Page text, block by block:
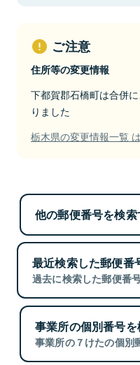
ご注意
住所等の変更情報
下都賀郡石橋町は合併
りました
栃木県の変更情報一覧
他の郵便番号を検索
最近検索した郵便番
過去に検索した郵便番
事業所の個別番号を
事業所の７けたの個別